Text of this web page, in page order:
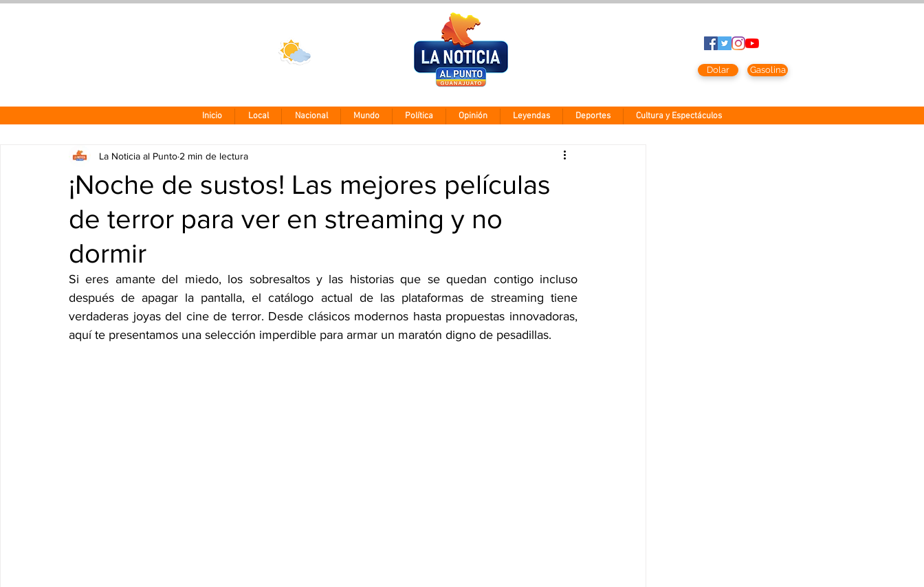
Dolar Gasolina
Inicio Local Nacional Mundo Política Opinión Leyendas Deportes Cultura y Espectáculos
¡Noche de sustos! Las mejores películas
de terror para ver en streaming y no
dormir
La Noticia al Punto 2 min de lectura
Si eres amante del miedo, los sobresaltos y las historias que se quedan contigo incluso
después de apagar la pantalla, el catálogo actual de las plataformas de streaming tiene
verdaderas joyas del cine de terror. Desde clásicos modernos hasta propuestas innovadoras,
aquí te presentamos una selección imperdible para armar un maratón digno de pesadillas.